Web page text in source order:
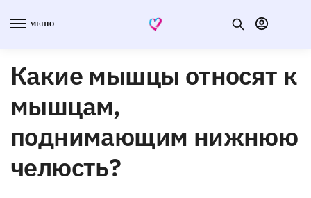
МЕНЮ
Какие мышцы относят к
мышцам,
поднимающим нижнюю
челюсть?